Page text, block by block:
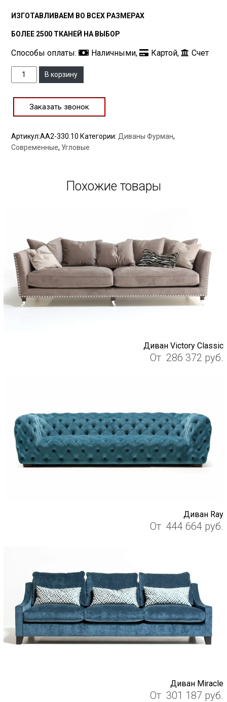
ИЗГОТАВЛИВАЕМ ВО ВСЕХ РАЗМЕРАХ
БОЛЕЕ 2500 ТКАНЕЙ НА ВЫБОР
Способы оплаты: Наличными, Картой, Счет
КоличествоВ корзину
Заказать звонок
Артикул:AA2-330.10 Категории: Диваны Фурман,
Современные, Угловые
Похожие товары
Диван Victory Classic
От 286 372 руб.
Диван Ray
От 444 664 руб.
Диван Miracle
От 301 187 руб.